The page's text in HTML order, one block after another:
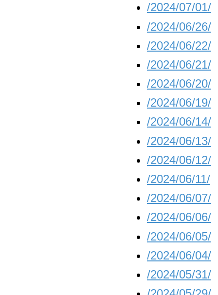
/2024/07/01/
/2024/06/26/
/2024/06/22/
/2024/06/21/
/2024/06/20/
/2024/06/19/
/2024/06/14/
/2024/06/13/
/2024/06/12/
/2024/06/11/
/2024/06/07/
/2024/06/06/
/2024/06/05/
/2024/06/04/
/2024/05/31/